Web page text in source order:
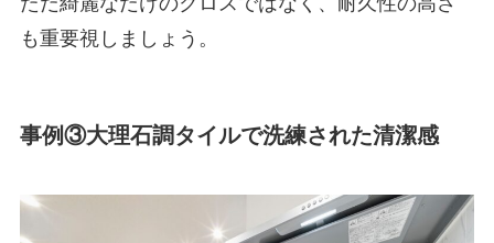
も重要視しましょう。
事例③大理石調タイルで洗練された清潔感